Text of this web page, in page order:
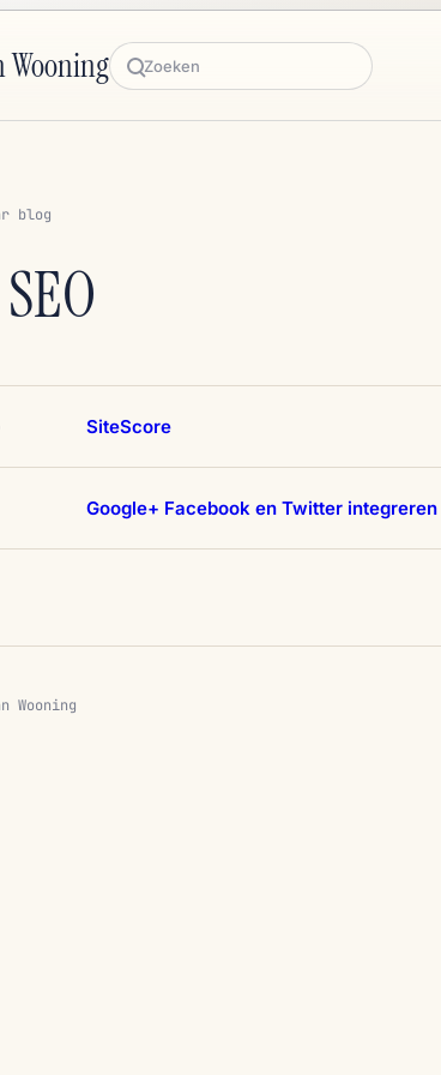
Wooning Zoeken
blog
SiteScore
Google+ Facebook en Twitter
Wooning